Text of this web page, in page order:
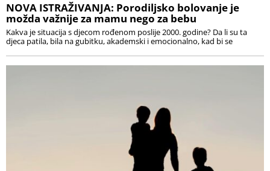
NOVA ISTRAŽIVANJA: Porodiljsko bolovanje je
možda važnije za mamu nego za bebu
Kakva je situacija s djecom rođenom poslije 2000. godine? Da li su ta
djeca patila, bila na gubitku, akademski i emocionalno, kad bi se